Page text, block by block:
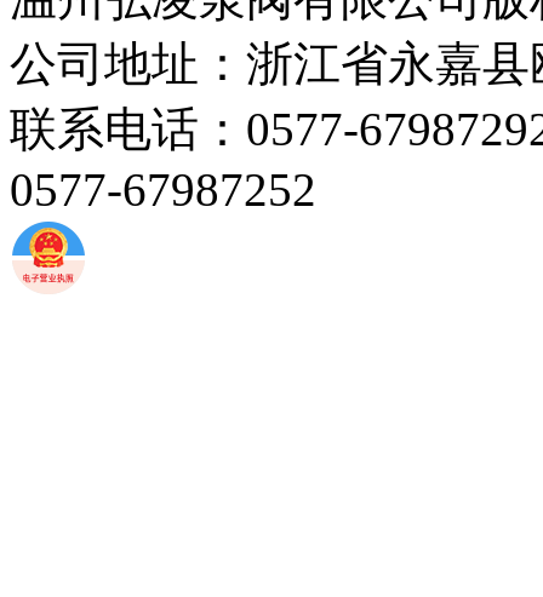
公司地址：浙江省永嘉
联系电话：0577-
0577-67987252